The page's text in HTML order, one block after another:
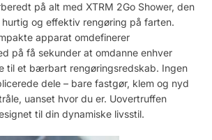
på alt med XTRM 2Go Shower, den
og effektiv rengøring på farten.
apparat omdefinerer
på få sekunder at omdanne enhver
til et bærbart rengøringsredskab. Ingen
dele – bare fastgør, klem og nyd
uanset hvor du er. Uovertruffen
til din dynamiske livsstil.